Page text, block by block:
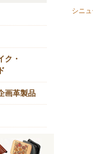
シニ
ク・
画革製品